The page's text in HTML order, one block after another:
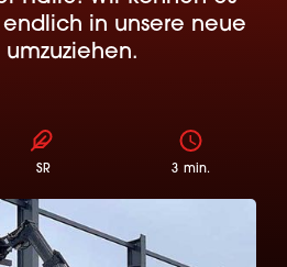
in unsere neue
umzuziehen.
SR 3 min.